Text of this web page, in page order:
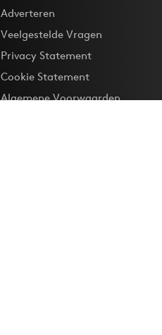
Adverteren
Veelgestelde Vragen
Privacy Statement
Cookie Statement
Algemene Voorwaarden